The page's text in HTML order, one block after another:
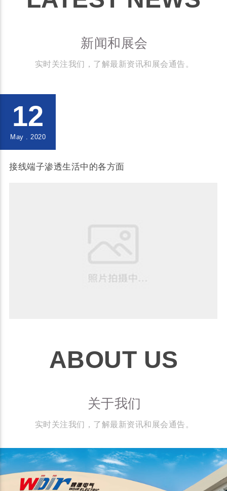
新闻和展会
实时关注我们，了解最新资讯和展会通告。
12
May . 2020
接线端子渗透生活中的各方面
ABOUT US
关于我们
实时关注我们，了解最新资讯和展会通告。